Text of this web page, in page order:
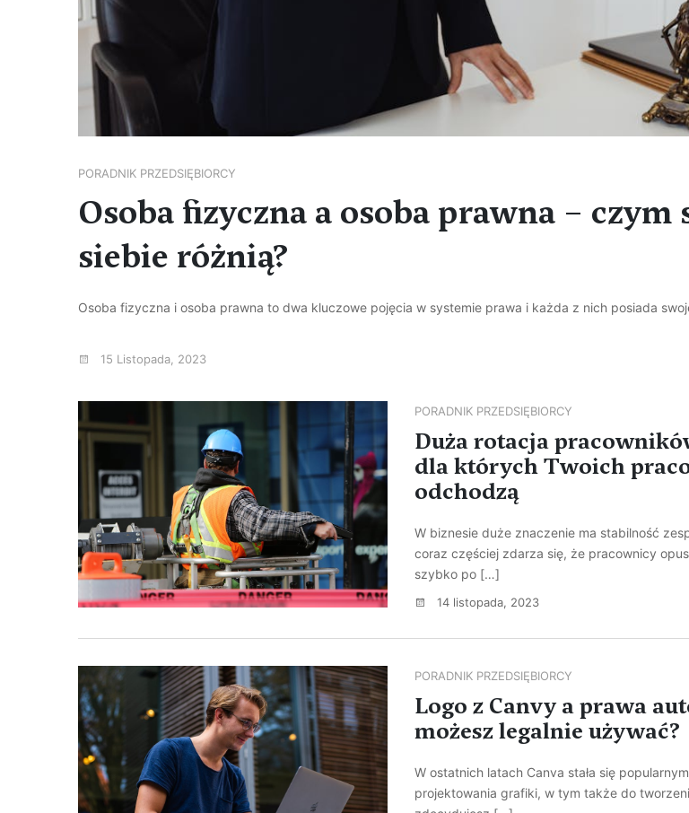
PORADNIK PRZEDSIĘBIORCY
Osoba fizyczna a osoba prawna – czym
siebie różnią?
Osoba fizyczna i osoba prawna to dwa kluczowe pojęcia w systemie prawa i każda z nich posiada
15 Listopada, 2023
PORADNIK PRZEDSIĘBIORCY
Duża rotacja
dla których Twoich
odchodzą
W biznesie duże znaczenie ma stabilność
coraz częściej zdarza się, że pracownicy
szybko po […]
14 listopada, 2023
PORADNIK PRZEDSIĘBIORCY
Logo z Canvy a prawa
możesz legalnie używać?
W ostatnich latach Canva stała się
projektowania grafiki, w tym także do